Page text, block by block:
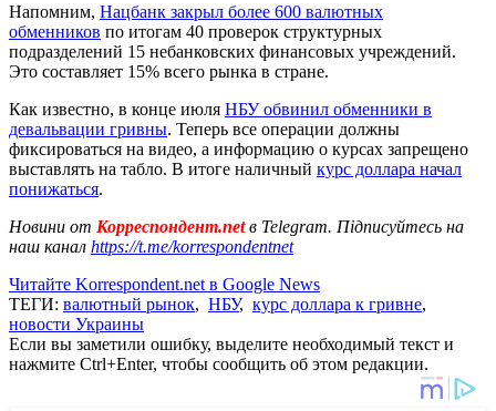
Напомним, Нацбанк закрыл более 600 валютных
обменников по итогам 40 проверок структурных
подразделений 15 небанковских финансовых учреждений.
Это составляет 15% всего рынка в стране.
Как известно, в конце июля НБУ обвинил обменники в
девальвации гривны. Теперь все операции должны
фиксироваться на видео, а информацию о курсах запрещено
выставлять на табло. В итоге наличный курс доллара начал
понижаться.
Новини от Корреспондент.netв Telegram. Підписуйтесь на
наш канал https://t.me/korrespondentnet
Читайте Korrespondent.net в Google News
ТЕГИ: валютный рынок, НБУ, курс доллара к гривне,
новости Украины
Если вы заметили ошибку, выделите необходимый текст и
нажмите Ctrl+Enter, чтобы сообщить об этом редакции.